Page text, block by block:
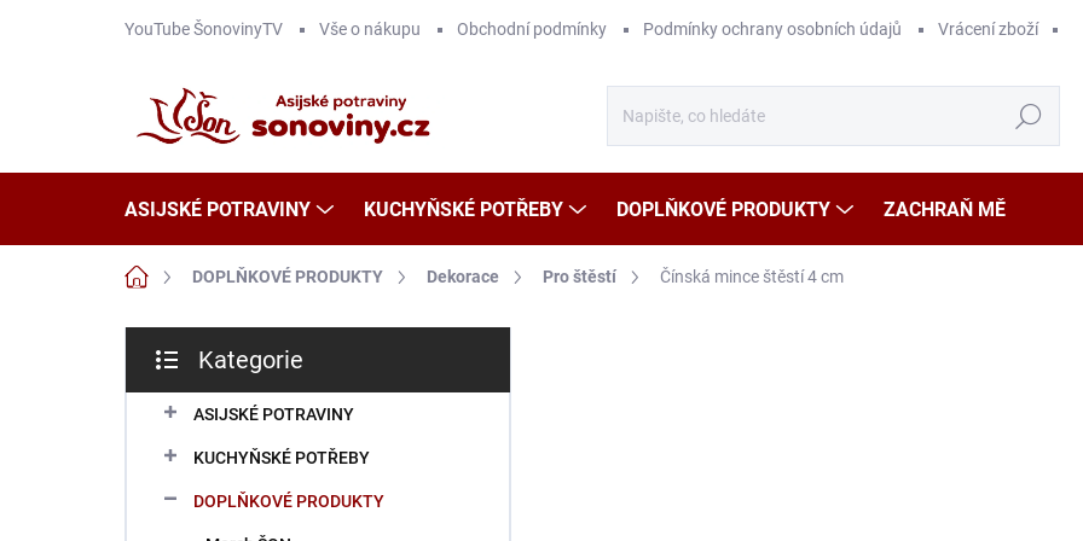
YouTube ŠonovinyTV Vše o nákupu Obchodní podmínky Podmínky ochrany osobních údajů Vrácení zboží
Hledat
ASIJSKÉ POTRAVINY KUCHYŇSKÉ POTŘEBY DOPLŇKOVÉ PRODUKTY ZACHRAŇ MĚ
Domů DOPLŇKOVÉ PRODUKTY Dekorace Pro štěstí Čínská mince štěstí 4 cm
s
kategorie
Kategorie
ASIJSKÉ POTRAVINY
KUCHYŇSKÉ POTŘEBY
DOPLŇKOVÉ PRODUKTY